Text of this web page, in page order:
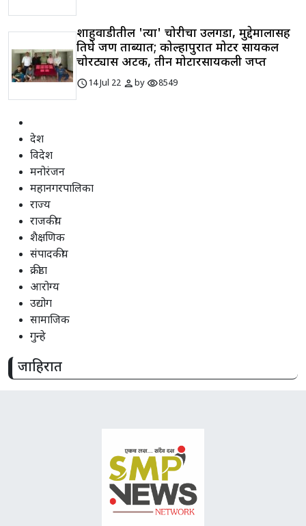
शाहुवाडीतील 'त्या' चोरीचा उलगडा, मुद्देमालासह
तिघे जण ताब्यात; कोल्हापुरात मोटर सायकल
चोरट्यास अटक, तीन मोटारसायकली जप्त
schedule14 Jul 22 personbyvisibility8549
देश
विदेश
मनोरंजन
महानगरपालिका
राज्य
राजकीय
शैक्षणिक
संपादकीय
क्रीडा
आरोग्य
उद्योग
सामाजिक
गुन्हे
जाहिरात